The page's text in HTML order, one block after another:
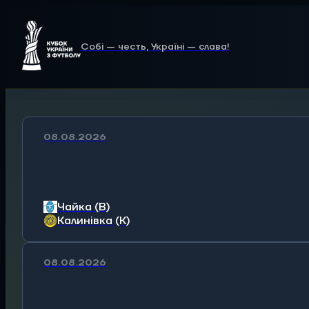
Собі — честь, Україні — слава!
08.08.2026
Чайка (В)
Калинівка (К)
08.08.2026